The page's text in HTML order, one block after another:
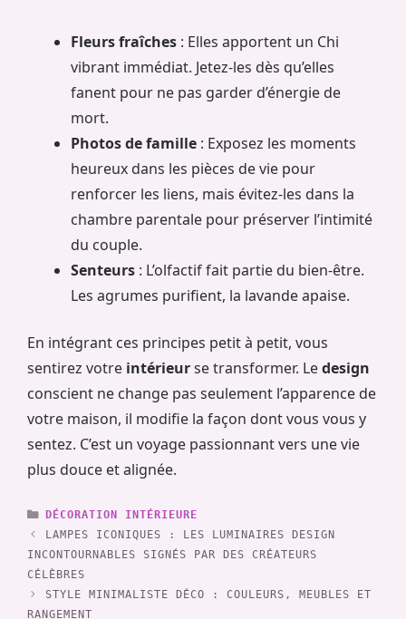
Fleurs fraîches : Elles apportent un Chi
vibrant immédiat. Jetez-les dès qu’elles
fanent pour ne pas garder d’énergie de
mort.
Photos de famille : Exposez les moments
heureux dans les pièces de vie pour
renforcer les liens, mais évitez-les dans la
chambre parentale pour préserver l’intimité
du couple.
Senteurs : L’olfactif fait partie du bien-être.
Les agrumes purifient, la lavande apaise.
En intégrant ces principes petit à petit, vous
sentirez votre intérieurse transformer. Ledesign
conscient ne change pas seulement l’apparence de
votre maison, il modifie la façon dont vous vous y
sentez. C’est un voyage passionnant vers une vie
plus douce et alignée.
CATÉGORIES
DÉCORATION INTÉRIEURE
LAMPES ICONIQUES : LES LUMINAIRES DESIGN
INCONTOURNABLES SIGNÉS PAR DES CRÉATEURS
CÉLÈBRES
STYLE MINIMALISTE DÉCO : COULEURS, MEUBLES ET
RANGEMENT